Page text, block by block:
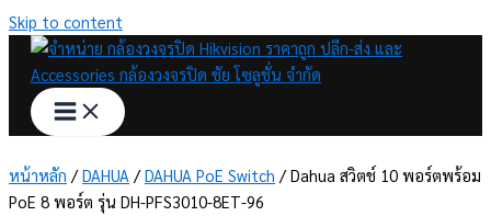
Skip to content
หน้าหลัก /DAHUA /DAHUA PoE Switch / Dahua สวิตช์ 10 พอร์ตพร้อม
PoE 8 พอร์ต รุ่น DH-PFS3010-8ET-96